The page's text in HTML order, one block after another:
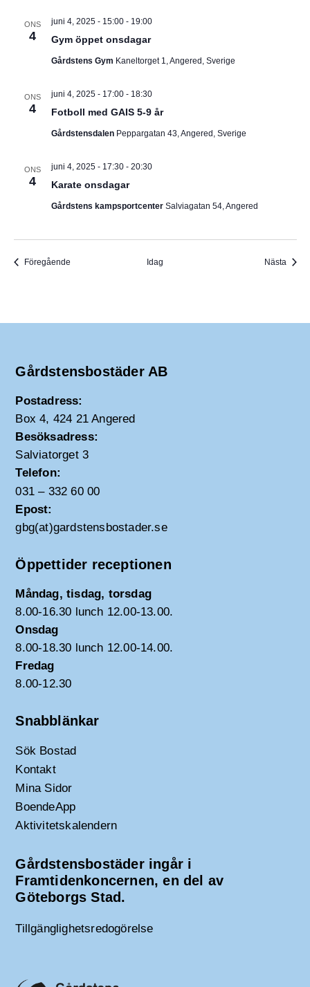
ONS
4 Gym öppet onsdagar
juni 4, 2025 - 15:00- 19:00
Gårdstens Gym Kaneltorget 1, Angered, Sverige
ONS
4 Fotboll med GAIS 5-9 år
juni 4, 2025 - 17:00- 18:30
Gårdstensdalen Peppargatan 43, Angered, Sverige
ONS
4 Karate onsdagar
juni 4, 2025 - 17:30- 20:30
Gårdstens kampsportcenter Salviagatan 54, Angered
FöregåendeEvenemang Idag Nästa
Gårdstensbostäder AB
Postadress:
Box 4, 424 21 Angered
Besöksadress:
Salviatorget 3
Telefon:
031 – 332 60 00
Epost:
gbg(at)gardstensbostader.se
Öppettider receptionen
Måndag, tisdag, torsdag
8.00-16.30 lunch 12.00-13.00.
Onsdag
8.00-18.30 lunch 12.00-14.00.
Fredag
8.00-12.30
Snabblänkar
Sök Bostad
Kontakt
Mina Sidor
BoendeApp
Aktivitetskalendern
Gårdstensbostäder ingår i
Framtidenkoncernen, en del av
Göteborgs Stad.
Tillgänglighetsredogörelse